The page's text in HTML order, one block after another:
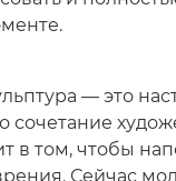
— это
сочетание
в том, чтобы
Сейчас